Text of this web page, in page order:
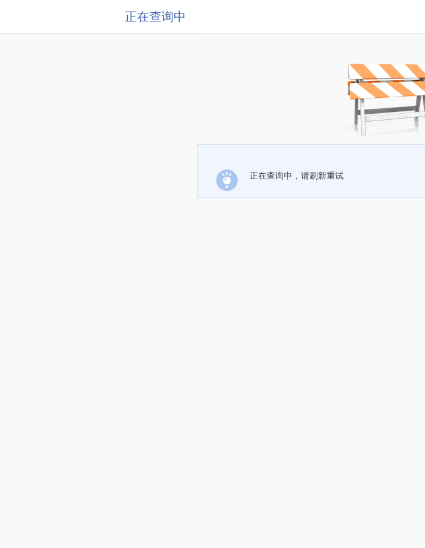
正在查询中
正在查询中，请刷新重试